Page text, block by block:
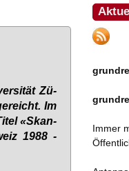
Zü­
Im
«Skan­
1988 -
Immer